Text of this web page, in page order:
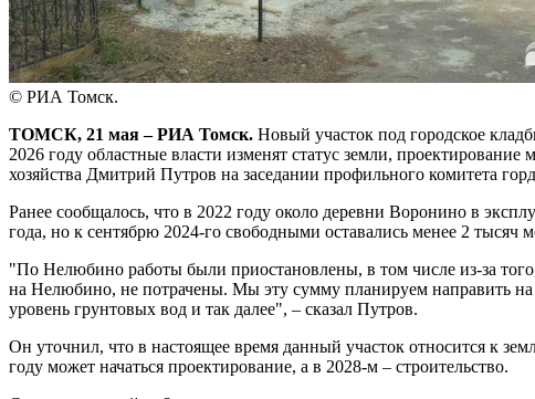
© РИА Томск.
ТОМСК, 21 мая – РИА Томск. Новый участок под городское
2026 году областные власти изменят статус земли, проектирование
хозяйства Дмитрий Путров на заседании профильного комитета
Ранее сообщалось, что в 2022 году около деревни Воронино в
года, но к сентябрю 2024-го свободными оставались менее 2 тысяч
"По Нелюбино работы были приостановлены, в том числе из-за
на Нелюбино, не потрачены. Мы эту сумму планируем направить на
уровень грунтовых вод и так далее", – сказал Путров.
Он уточнил, что в настоящее время данный участок относится к
году может начаться проектирование, а в 2028-м – строительство.